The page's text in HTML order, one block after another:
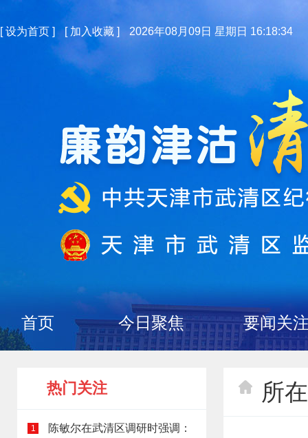
[设为首页 ] [ 加入收藏 ] 2026年08月09日 星期日 16:18:35
首页 今日聚焦 要闻关
热门关注
1
陈敏尔在武清区调研时强调：
所